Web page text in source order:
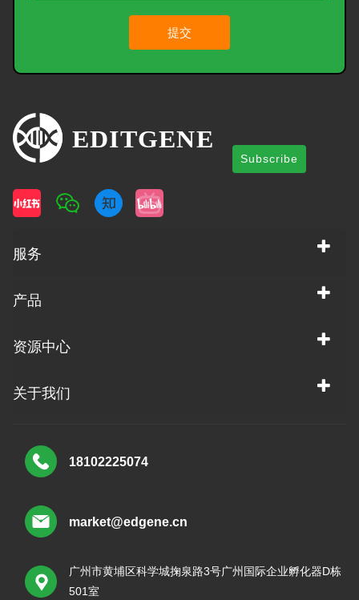
提交
Subscribe
服务
产品
资源中心
关于我们
18102225074
market@edgene.cn
广州市黄埔区科学城掬泉路3号广州国际企业孵化器D栋
501室